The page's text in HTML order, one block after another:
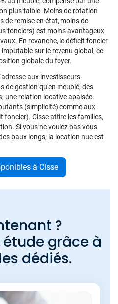
plus faible. Moins de rotation
de remise en état, moins de
fonciers) est moins avantageux
En revanche, le déficit foncier
sur le revenu global, ce
globale du foyer.
aux investisseurs
de gestion qu'en meublé, des
une relation locative apaisée.
(simplicité) comme aux
Cisse attire les familles,
Si vous ne voulez pas vous
baux longs, la location nue est
à Cisse
?
grâce à
dédiés.